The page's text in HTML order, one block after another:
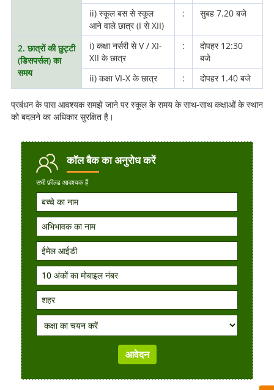
ii) स्कूल बस से स्कूल
आने वाले छात्र (I से XII)
: सुबह 7.20 बजे
2. छात्रों की छुट्टी
(डिसपर्सल) का
समय
i) कक्षा नर्सरी से V / XI-
XII के छात्र
:
दोपहर 12:30
बजे
ii) कक्षा VI-X के छात्र
: दोपहर 1.40 बजे
प्रबंधन के पास आवश्यक समझे जाने पर स्कूल के समय के साथ-साथ कक्षाओं के स्थान
को बदलने का अधिकार सुरक्षित है।
कॉल बैकका अनुरोध करें
सभी फ़ील्ड आवश्यक हैं